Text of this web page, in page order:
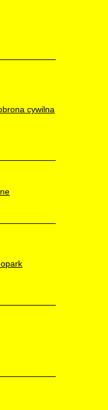
cywilna